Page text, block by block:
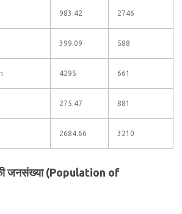
983.42 2746
399.09 588
4295 661
275.47 881
2684.66 3210
जनसंख्या (Population of